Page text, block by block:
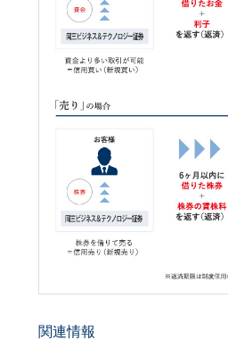
関連情報